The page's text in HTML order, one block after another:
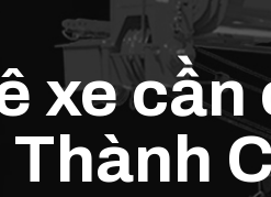
xe cần